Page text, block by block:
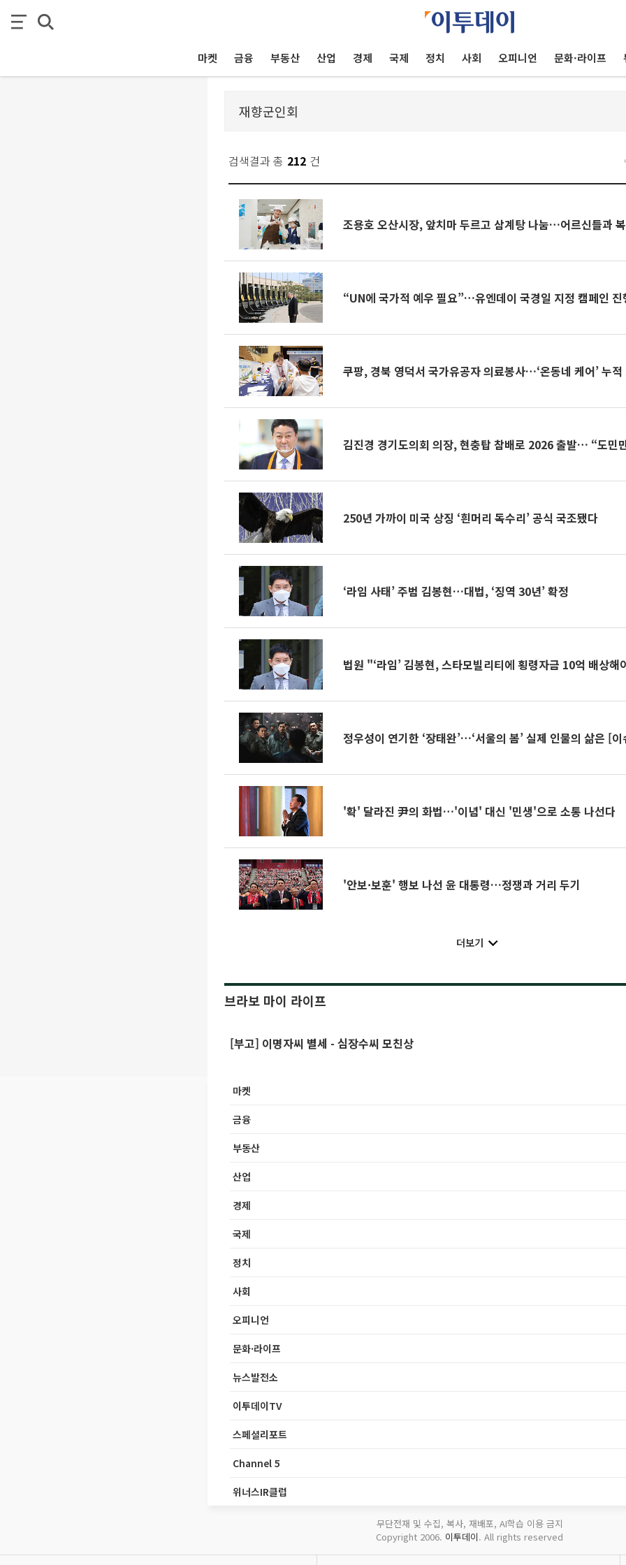
마켓 금융 부동산 산업 경제 국제 정치 사회 오피니언 문화·라이프
검색결과 총 212 건
조용호 오산시장, 앞치마 두르고 삼계탕 나눔…어르신들과
“UN에 국가적 예우 필요”…유엔데이 국경일 지정 캠페인 진
쿠팡, 경북 영덕서 국가유공자 의료봉사…‘온동네 케어’ 누
김진경 경기도의회 의장, 현충탑 참배로 2026 출발… “도민
250년 가까이 미국 상징 ‘흰머리 독수리’ 공식 국조됐다
‘라임 사태’ 주범 김봉현…대법, ‘징역 30년’ 확정
법원 "‘라임’ 김봉현, 스타모빌리티에 횡령자금 10억 배상해
정우성이 연기한 ‘장태완’…‘서울의 봄’ 실제 인물의 삶은 [
'확' 달라진 尹의 화법…'이념' 대신 '민생'으로 소통 나선다
'안보·보훈' 행보 나선 윤 대통령…정쟁과 거리 두기
더보기
브라보 마이 라이프
[부고] 이명자씨 별세 - 심장수씨 모친상
마켓
금융
부동산
산업
경제
국제
정치
사회
오피니언
문화·라이프
뉴스발전소
이투데이TV
스페셜리포트
Channel 5
위너스IR클럽
무단전재 및 수집, 복사, 재배포, AI학습 이용 금지
Copyright 2006. 이투데이. All rights reserved